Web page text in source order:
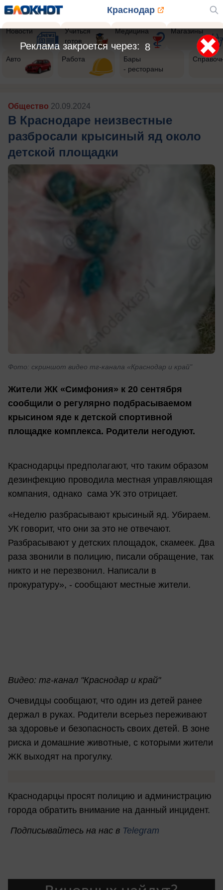
Краснодар
Новости
Учиться
готов
Медицина Магазины
Авто Работа
Бары
- рестораны
Общество 20.09.2024
В Краснодаре неизвестные
разбросали крысиный яд около
детской площадки
Фото: скриншот видео тг-канала «Краснодар и край"
Жители ЖК «Симфония» к 20 сентября
сообщили о регулярно подбрасываемом
крысином яде к детской спортивной
площадке комплекса. Родители негодуют.
Краснодарцы предполагают, что таким образом
дезинфекцию проводила местная управляющая
компания, однако сама УК это отрицает.
«Неделю разбрасывают крысиный яд. Убираем.
УК говорит, что они за это не отвечают.
Разбрасывают у детских площадок, скамеек. Два
раза звонили в полицию, писали обращение, так
никто и не перезвонил. Написали в
прокуратуру», - сообщают местные жители.
Видео: тг-канал "Краснодар и край"
Очевидцы сообщают, что один из детей ранее
держал в руках. Родители всерьез переживают
за здоровье и безопасность своих детей. В зоне
риска и домашние животные, с которыми жители
ЖК выходят на прогулку.
Краснодарцы просят полицию и администрацию
города обратить внимание на данный инцидент.
Подписывайтесь на нас в Telegram
5
Реклама закроется через: